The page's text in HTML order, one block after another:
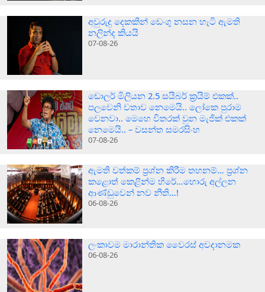
අවුරුදු දෙකකින් ඩෙංගු නසන හැටි ඇමති
නලින්ද කියයි
07-08-26
ඩොලර් මිලියන 2.5 සයිබර් ක‍්‍රයිම් එකක්..
පලවෙනි වතාව නෙමෙයි.. ලෝකෙ පුරාම
වෙනවා.. මෙහෙ විතරක් වුන මැජික් එකක්
නෙමෙයි.. – වසන්ත සමරසිංහ
07-08-26
ඇමති වත්කම් ප්‍රශ්න කිරීම තහනම්… ප්‍රශ්න
කළොත් කෙළින්ම හිරේ…හොරු අල්ලන
ආණ්ඩුවෙන් නව නීති…!
06-08-26
ලංකාවම මාරාන්තික වෛරස් අවදානමක
06-08-26